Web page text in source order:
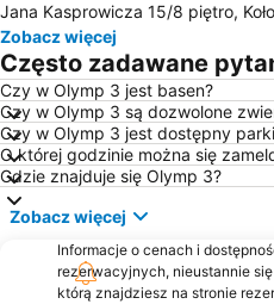
Plaża Gąski
Unieście
Plaża kołobrzeska
Sunrise Festiwal
Latarnia Morska Kołobrzeg
Plaża Łazy
Plaża Ustronie Morskie
Lubiatowo
Kąpielisko Grzybowo
Jana Kasprowicza 15/8 piętro,
Zobacz więcej
Często zadawane
Czy w Olymp 3 jest basen?
Czy w Olymp 3 są dozwolone
Czy w Olymp 3 jest dostępny
O której godzinie można się
Gdzie znajduje się Olymp 3?
Zobacz więcej
Informacje o cenach i
rezerwacyjnych, nieustannie
którą znajdziesz na stronie